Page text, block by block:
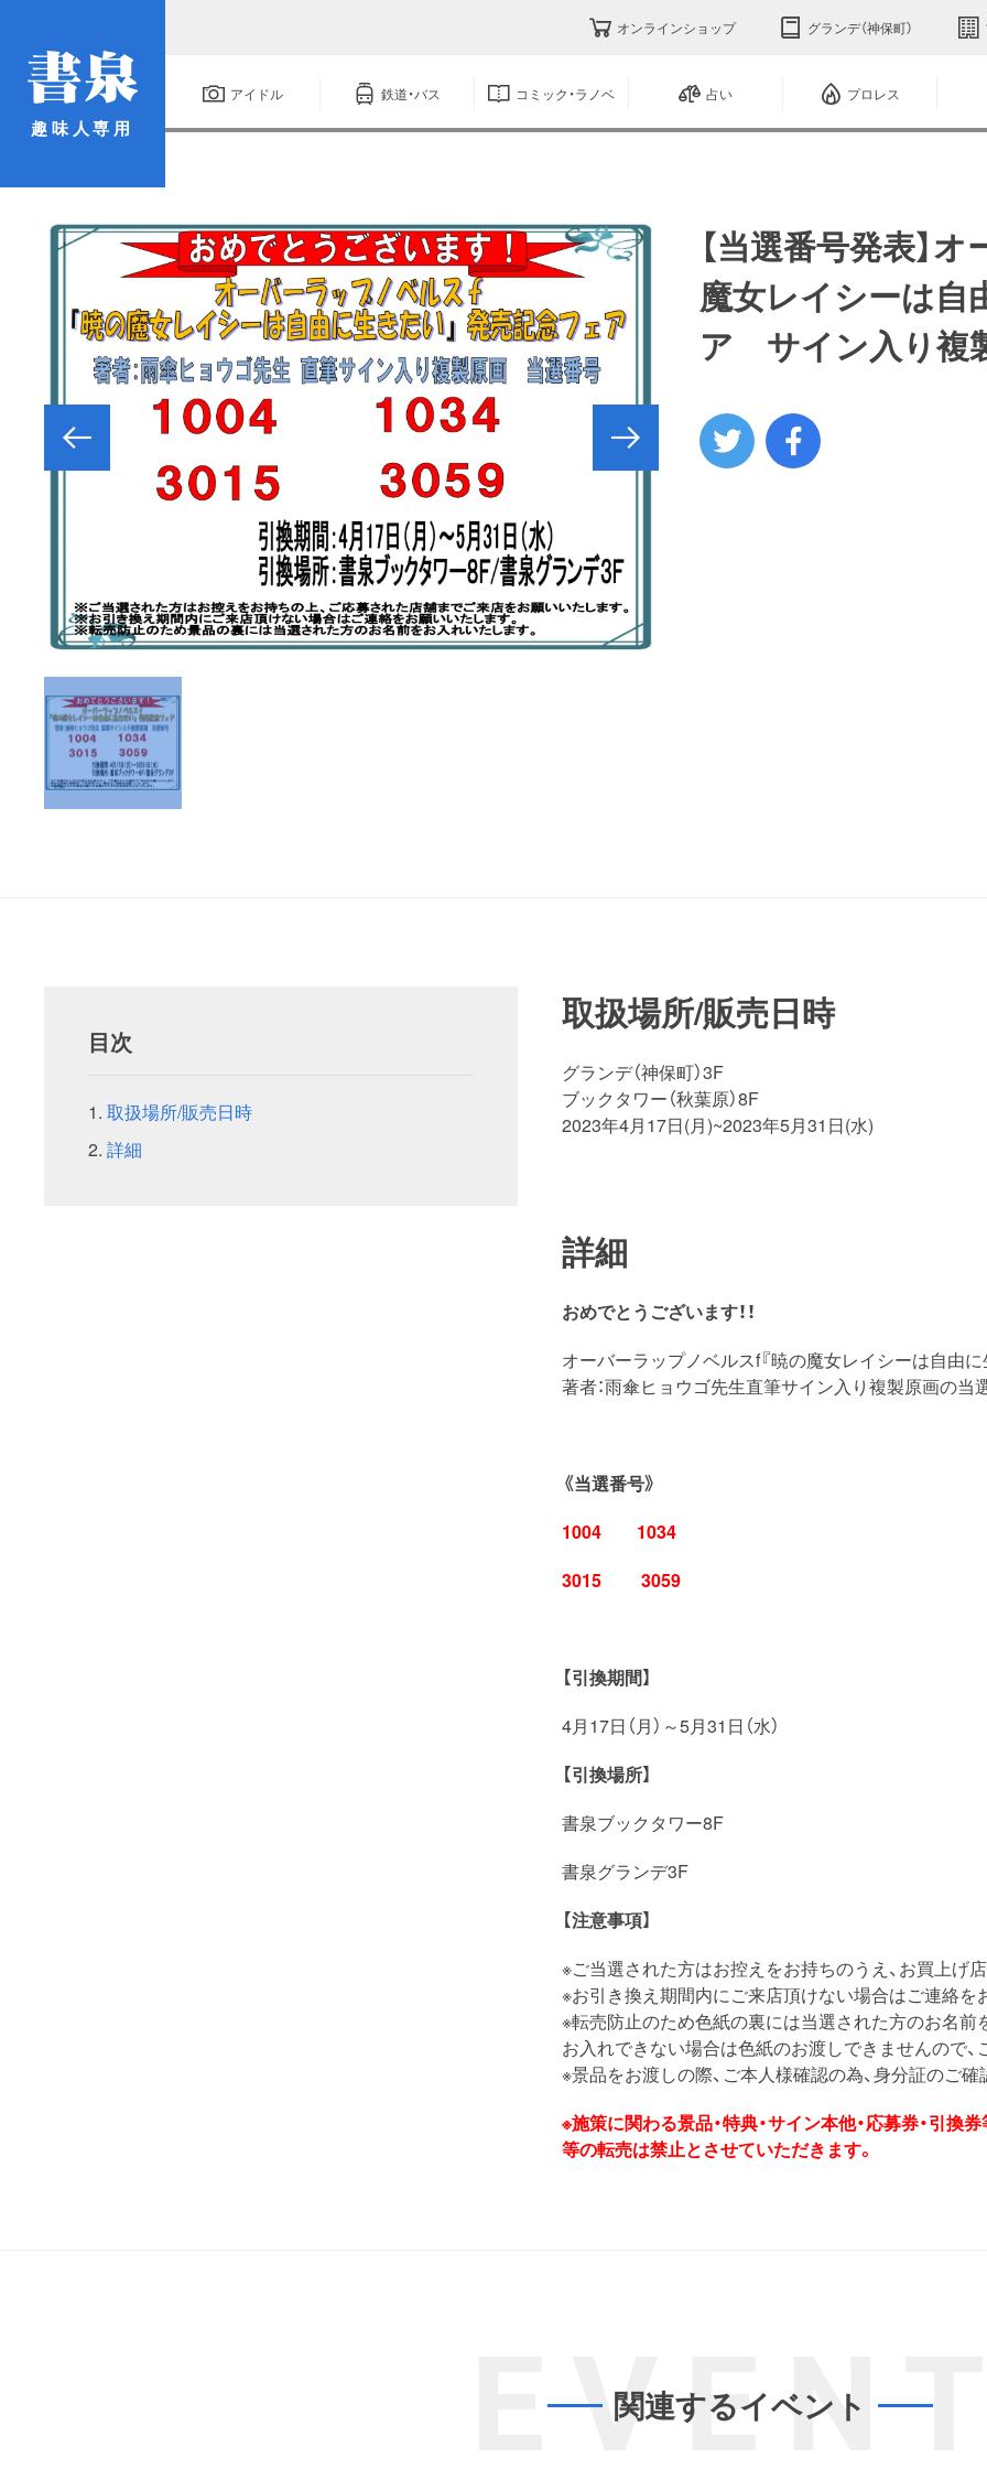
趣味人専用
オンラインショップ グランデ（神保町）
アイドル 鉄道・バス コミック・ラノベ 占い プロレス
【当選番号発表】
魔女レイシーは自
ア サイン入り複
目次
取扱場所/販売日時
詳細
取扱場所/販売日時
グランデ（神保町）3F
ブックタワー（秋葉原）8F
2023年4月17日(月)~2023年5月31日(水)
詳細
おめでとうございます！！
オーバーラップノベルスf『暁の魔女レイシーは自由に
著者：雨傘ヒョウゴ先生直筆サイン入り複製原画の当
《当選番号》
1004 1034
3015 3059
【引換期間】
4月17日（月）～5月31日（水）
【引換場所】
書泉ブックタワー8F
書泉グランデ3F
【注意事項】
※ご当選された方はお控えをお持ちのうえ、お買上げ
※お引き換え期間内にご来店頂けない場合はご連絡を
※転売防止のため色紙の裏には当選された方のお名前
お入れできない場合は色紙のお渡しできませんので、
※景品をお渡しの際、ご本人様確認の為、身分証のご確
※施策に関わる景品・特典・サイン本他・応募券・引
等の転売は禁止とさせていただきます。
EVENT
関連するイベント